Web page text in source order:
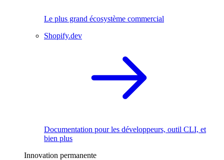
Le plus grand écosystème commercial
Shopify.dev
Documentation pour les développeurs, outil CLI, et
bien plus
Innovation permanente